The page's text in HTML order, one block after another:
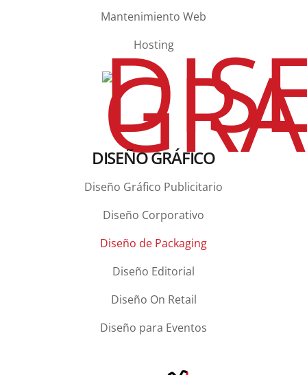
Mantenimiento Web
Hosting
DISEÑO GRÁFICO
Diseño Gráfico Publicitario
Diseño Corporativo
Diseño de Packaging
Diseño Editorial
Diseño On Retail
Diseño para Eventos